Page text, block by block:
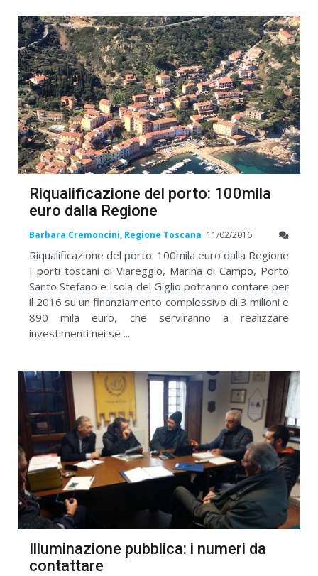
Riqualificazione del porto: 100mila
euro dalla Regione
Barbara Cremoncini, Regione Toscana 11/02/2016
Riqualificazione del porto: 100mila euro dalla Regione
I porti toscani di Viareggio, Marina di Campo, Porto
Santo Stefano e Isola del Giglio potranno contare per
il 2016 su un finanziamento complessivo di 3 milioni e
890 mila euro, che serviranno a realizzare
investimenti nei se ...
Illuminazione pubblica: i numeri da
contattare